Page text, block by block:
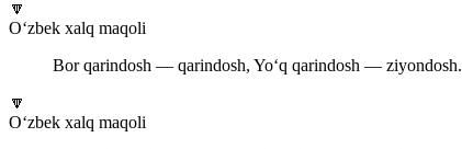
🔽
O‘zbek xalq maqoli
Bor qarindosh — qarindosh, Yo‘q qarindosh — ziyondosh.
🔽
O‘zbek xalq maqoli